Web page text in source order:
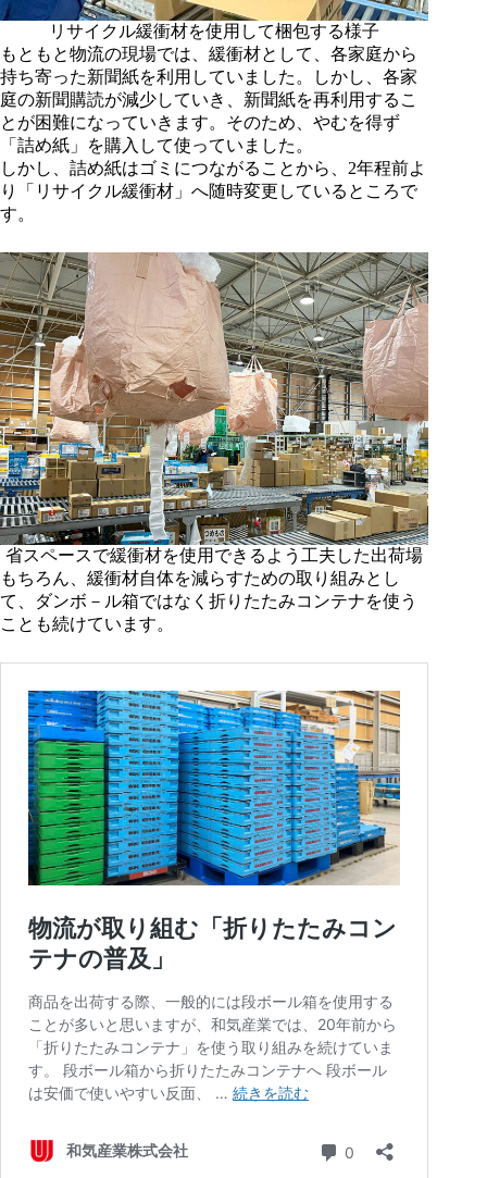
リサイクル緩衝材を使用して梱包する様子
もともと物流の現場では、緩衝材として、各家庭から
持ち寄った新聞紙を利用していました。しかし、各家
庭の新聞購読が減少していき、新聞紙を再利用するこ
とが困難になっていきます。そのため、やむを得ず
「詰め紙」を購入して使っていました。
しかし、詰め紙はゴミにつながることから、2年程前よ
り「リサイクル緩衝材」へ随時変更しているところで
す。
省スペースで緩衝材を使用できるよう工夫した出荷場
もちろん、緩衝材自体を減らすための取り組みとし
て、ダンボ－ル箱ではなく折りたたみコンテナを使う
ことも続けています。